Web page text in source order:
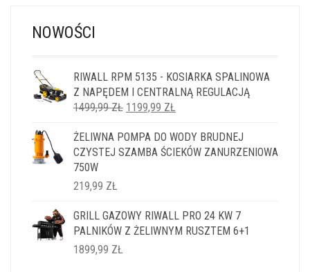
NOWOŚCI
RIWALL RPM 5135 - KOSIARKA SPALINOWA
Z NAPĘDEM I CENTRALNĄ REGULACJĄ
1499,99ZŁ PIERWOTNA
WYNOSIŁA:
1499,99 ZŁ.
1199,99 ZŁ
WYNOSI:
1199,99 ZŁ.
ŻELIWNA POMPA DO WODY BRUDNEJ
CZYSTEJ SZAMBA ŚCIEKÓW ZANURZENIOWA
750W
219,99 ZŁ
GRILL GAZOWY RIWALL PRO 24 KW 7
PALNIKÓW Z ŻELIWNYM RUSZTEM 6+1
1899,99 ZŁ